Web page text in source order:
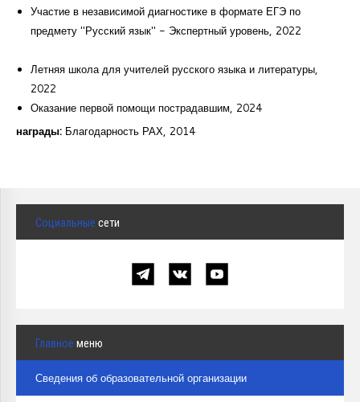
Участие в независимой диагностике в формате ЕГЭ по
предмету "Русский язык" - Экспертный уровень, 2022
Летняя школа для учителей русского языка и литературы,
2022
Оказание первой помощи пострадавшим, 2024
награды: Благодарность РАХ, 2014
Социальные сети
Главное меню
Сведения об образовательной организации